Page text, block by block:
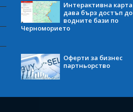
Интерактивна карта
дава бърз достъп до
водните бази по
Черноморието
Оферти за бизнес
партньорство